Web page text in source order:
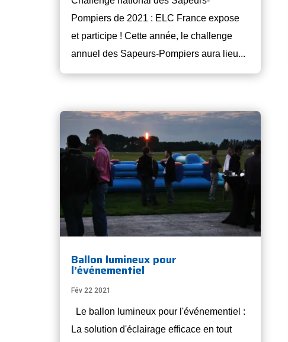
Pompiers de 2021 : ELC France expose
et participe ! Cette année, le challenge
annuel des Sapeurs-Pompiers aura lieu...
Ballon lumineux pour
l’événementiel
Fév 22 2021
Le ballon lumineux pour l'événementiel :
La solution d'éclairage efficace en tout